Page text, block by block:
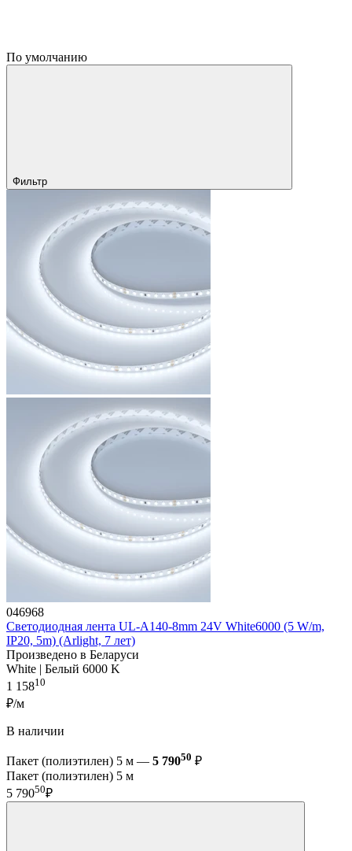
По умолчанию
Фильтр
046968
Светодиодная лента UL-A140-8mm 24V White6000 (5 W/m,
IP20, 5m) (Arlight, 7 лет)
Произведено в Беларуси
White | Белый 6000 K
1 15810
₽/м
В наличии
Пакет (полиэтилен) 5 м — 5 79050 ₽
Пакет (полиэтилен) 5 м
5 79050₽